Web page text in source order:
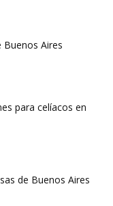
Buenos Aires
para celíacos en
de Buenos Aires